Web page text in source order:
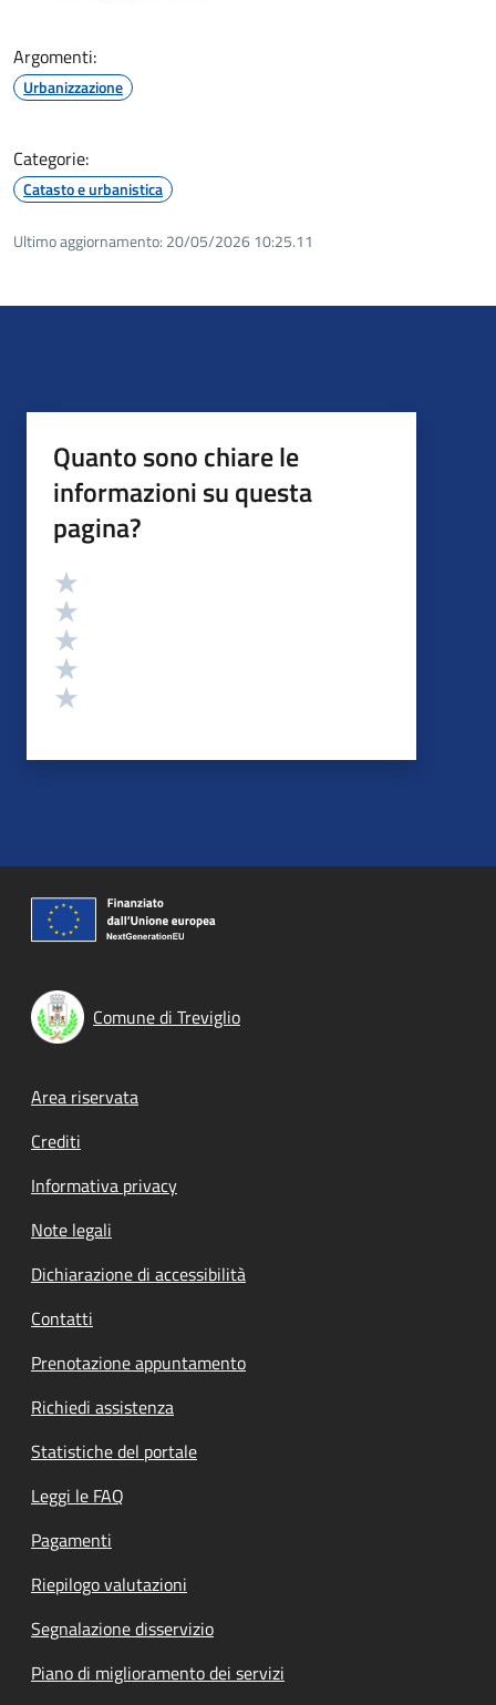
Argomenti:
Urbanizzazione
Categorie:
Catasto e urbanistica
Ultimo aggiornamento: 20/05/2026 10:25.11
Quanto sono chiare le
informazioni su questa
pagina?
Valutazione
Comune di Treviglio
Footer menu
Area riservata
Crediti
Informativa privacy
Note legali
Dichiarazione di accessibilità
Contatti
Prenotazione appuntamento
Richiedi assistenza
Statistiche del portale
Leggi le FAQ
Pagamenti
Riepilogo valutazioni
Segnalazione disservizio
Piano di miglioramento dei servizi